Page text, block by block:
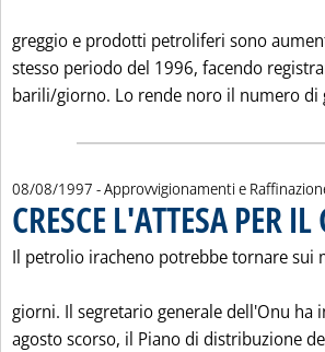
greggio e prodotti petroliferi sono
stesso periodo del 1996, facendo
barili/giorno. Lo rende noro il numero di
08/08/1997 - Approvvigionamenti e
CRESCE L'ATTESA PER
Il petrolio iracheno potrebbe tornare sui
giorni. Il segretario generale dell'Onu ha
agosto scorso, il Piano di distribuzione